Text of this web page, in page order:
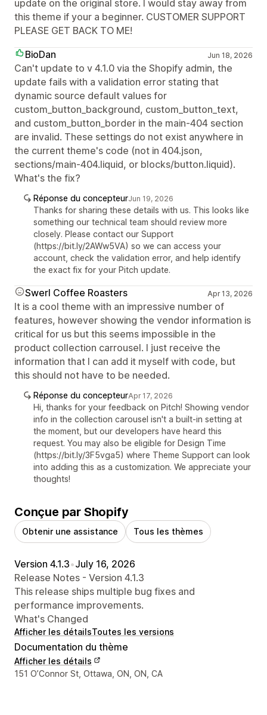
update on the original store. I would stay away from
this theme if your a beginner. CUSTOMER SUPPORT
PLEASE GET BACK TO ME!
BioDan
Jun 18, 2026
Can't update to v 4.1.0 via the Shopify admin, the
update fails with a validation error stating that
dynamic source default values for
custom_button_background, custom_button_text,
and custom_button_border in the main-404 section
are invalid. These settings do not exist anywhere in
the current theme's code (not in 404.json,
sections/main-404.liquid, or blocks/button.liquid).
What's the fix?
Réponse du concepteurJun 19, 2026
Thanks for sharing these details with us. This looks like
something our technical team should review more
closely. Please contact our Support
(https://bit.ly/2AWw5VA) so we can access your
account, check the validation error, and help identify
the exact fix for your Pitch update.
Swerl Coffee Roasters Apr 13, 2026
It is a cool theme with an impressive number of
features, however showing the vendor information is
critical for us but this seems impossible in the
product collection carrousel. I just receive the
information that I can add it myself with code, but
this should not have to be needed.
Réponse du concepteurApr 17, 2026
Hi, thanks for your feedback on Pitch! Showing vendor
info in the collection carousel isn't a built-in setting at
the moment, but our developers have heard this
request. You may also be eligible for Design Time
(https://bit.ly/3F5vga5) where Theme Support can look
into adding this as a customization. We appreciate your
thoughts!
Conçue par Shopify
Obtenir une assistance Tous les thèmes
Version 4.1.3•July 16, 2026
Release Notes - Version 4.1.3
This release ships multiple bug fixes and
performance improvements.
What's Changed
Afficher les détailsToutes les versions
Documentation du thème
Afficher les détails
Coordonnées du concepteur
151 O’Connor St, Ottawa, ON, ON, CA